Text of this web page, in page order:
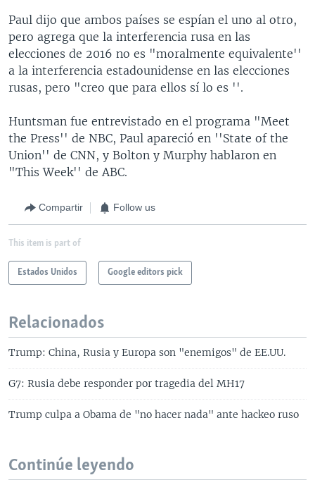
Paul dijo que ambos países se espían el uno al otro,
pero agrega que la interferencia rusa en las
elecciones de 2016 no es "moralmente equivalente''
a la interferencia estadounidense en las elecciones
rusas, pero "creo que para ellos sí lo es ''.
Huntsman fue entrevistado en el programa "Meet
the Press'' de NBC, Paul apareció en ''State of the
Union'' de CNN, y Bolton y Murphy hablaron en
"This Week'' de ABC.​
Compartir Follow us
This item is part of
Estados Unidos Google editors pick
Relacionados
Trump: China, Rusia y Europa son "enemigos" de EE.UU.
G7: Rusia debe responder por tragedia del MH17
Trump culpa a Obama de "no hacer nada" ante hackeo ruso
Continúe leyendo